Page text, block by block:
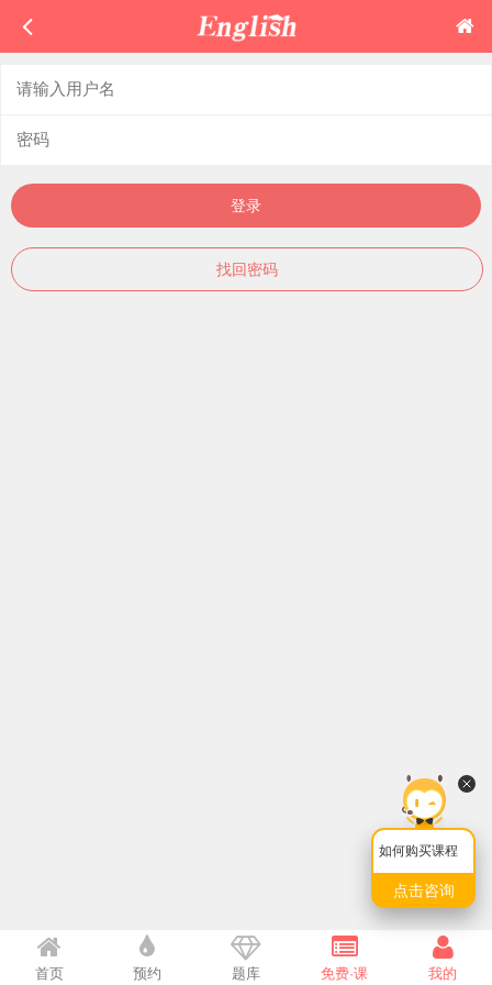
登录
找回密码
如何购买课程
点击咨询
首页 预约 题库 免费·课 我的